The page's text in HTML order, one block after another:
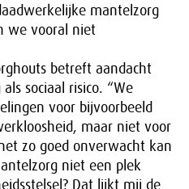
mantelzorg
we vooral niet
betreft aandacht
sociaal risico. “We
voor bijvoorbeeld
maar niet voor
zo goed onverwacht kan
niet een plek
Dat lijkt mij de